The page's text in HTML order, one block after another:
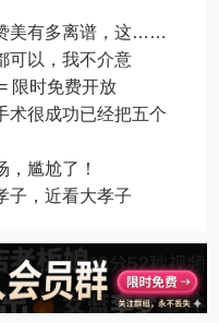
美有多离谱，这……
可以，我不介意
限时免费开放
术很成功已经把五个
，尴尬了！
子，近看大孝子